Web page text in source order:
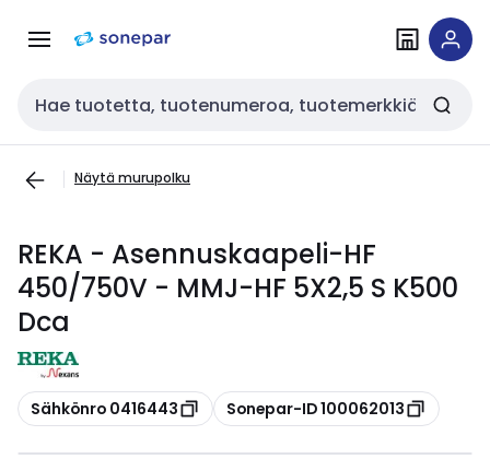
navigointiinsisältöön
Haku
Näytä murupolku
REKA - Asennuskaapeli-HF
450/750V - MMJ-HF 5X2,5 S K500
Dca
Kopioi
Sähkönro 0416443 Kopioi
Sonepar-ID 100062013